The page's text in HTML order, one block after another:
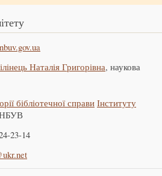
Наталія Григорівна, наукова
бібліотечної справи Інституту
23-14